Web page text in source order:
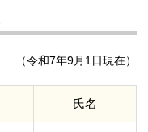
（令和7年9月1日現在）
氏名